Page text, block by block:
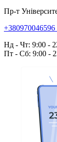
Пр-т
+380970046596
Нд - Чт: 9:00 -
Пт - Сб: 9:00 -